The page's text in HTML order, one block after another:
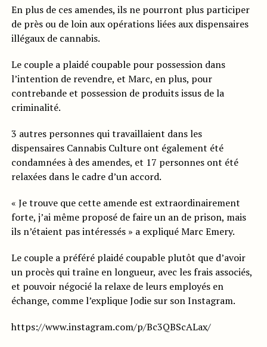
En plus de ces amendes, ils ne pourront plus participer
de près ou de loin aux opérations liées aux dispensaires
illégaux de cannabis.
Le couple a plaidé coupable pour possession dans
l’intention de revendre, et Marc, en plus, pour
contrebande et possession de produits issus de la
criminalité.
3 autres personnes qui travaillaient dans les
dispensaires Cannabis Culture ont également été
condamnées à des amendes, et 17 personnes ont été
relaxées dans le cadre d’un accord.
« Je trouve que cette amende est extraordinairement
forte, j’ai même proposé de faire un an de prison, mais
ils n’étaient pas intéressés » a expliqué Marc Emery.
Le couple a préféré plaidé coupable plutôt que d’avoir
un procès qui traîne en longueur, avec les frais associés,
et pouvoir négocié la relaxe de leurs employés en
échange, comme l’explique Jodie sur son Instagram.
https://www.instagram.com/p/Bc3QBScALax/